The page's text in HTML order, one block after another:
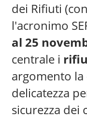
dei Rifiuti
l'acronimo
al 25
centrale i
argomento
delicatezza
sicurezza dei